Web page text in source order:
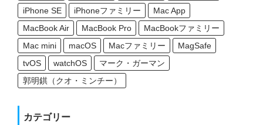
iPhone SE
iPhoneファミリー
Mac App
MacBook Air
MacBook Pro
MacBookファミリー
Mac mini
macOS Macファミリー
MagSafe
tvOS
watchOS
マーク・ガーマン
郭明錤（クオ・ミンチー）
カテゴリー